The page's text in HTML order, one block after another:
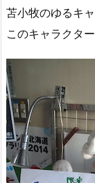
苫小牧のゆるキ
このキャラクタ